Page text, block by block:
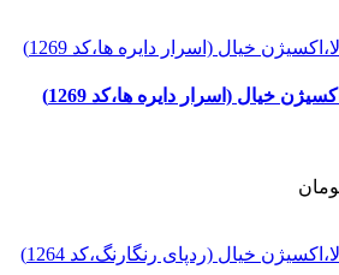
خیال (اسرار دایره ها،کد 1269)